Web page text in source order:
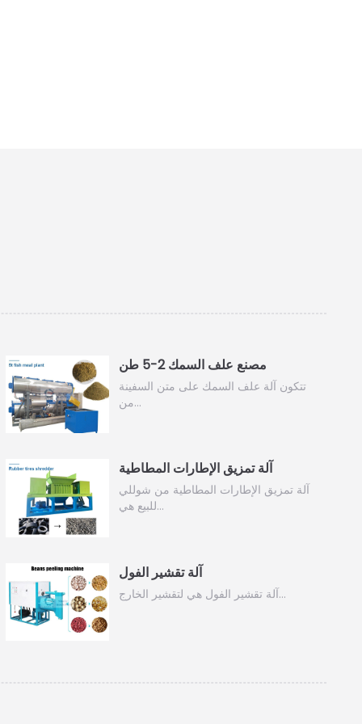
مصنع علف السمك 2-5 طن
تتكون آلة علف السمك على متن السفينة
من…
آلة تمزيق الإطارات المطاطية
آلة تمزيق الإطارات المطاطية من شوللي
للبيع هي…
آلة تقشير الفول
آلة تقشير الفول هي لتقشير الخارج…